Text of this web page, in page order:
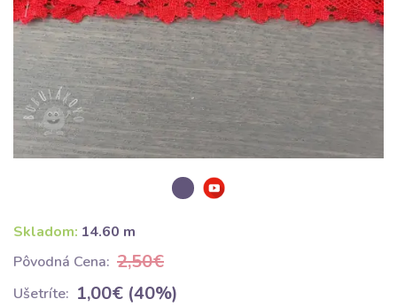
Skladom: 14.60 m
Pôvodná Cena: 2,50€
Ušetríte: 1,00€ (40%)